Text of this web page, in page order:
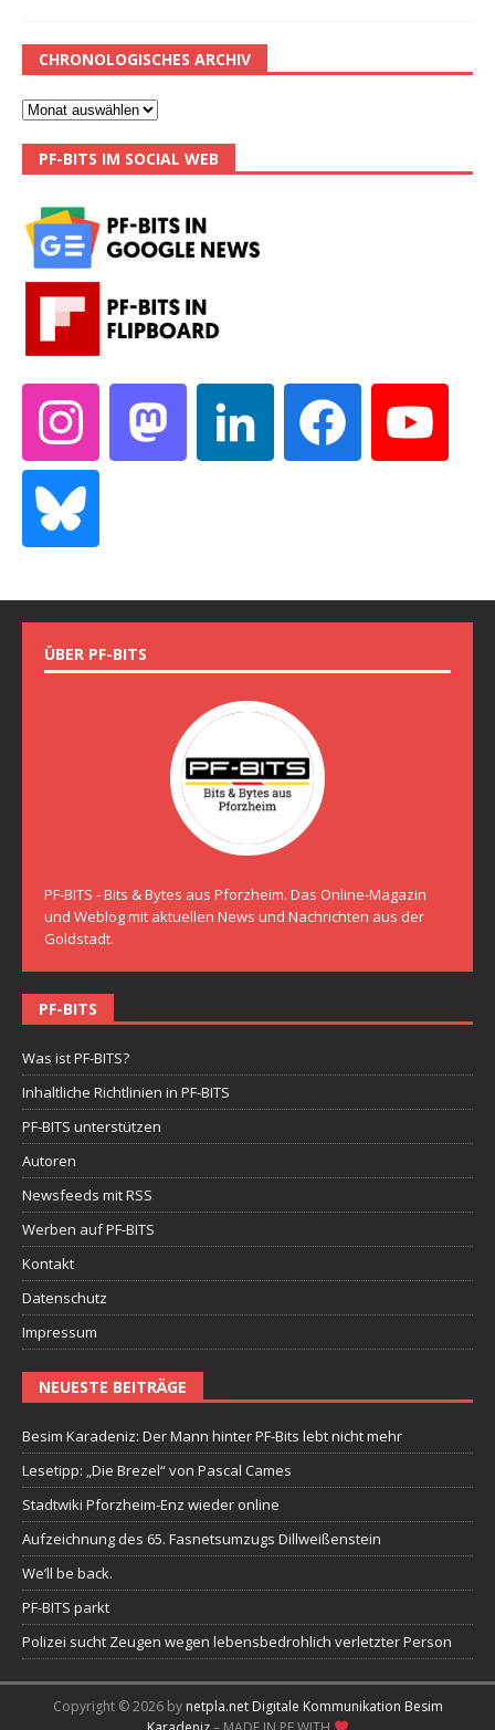
CHRONOLOGISCHES ARCHIV
PF-BITS IM SOCIAL WEB
ÜBER PF-BITS
PF-BITS - Bits & Bytes aus Pforzheim. Das Online-Magazin
und Weblog mit aktuellen News und Nachrichten aus der
Goldstadt.
PF-BITS
Was ist PF-BITS?
Inhaltliche Richtlinien in PF-BITS
PF-BITS unterstützen
Autoren
Newsfeeds mit RSS
Werben auf PF-BITS
Kontakt
Datenschutz
Impressum
NEUESTE BEITRÄGE
Besim Karadeniz: Der Mann hinter PF-Bits lebt nicht mehr
Lesetipp: „Die Brezel“ von Pascal Cames
Stadtwiki Pforzheim-Enz wieder online
Aufzeichnung des 65. Fasnetsumzugs Dillweißenstein
We’ll be back.
PF-BITS parkt
Polizei sucht Zeugen wegen lebensbedrohlich verletzter Person
Copyright © 2026 by netpla.net Digitale Kommunikation Besim